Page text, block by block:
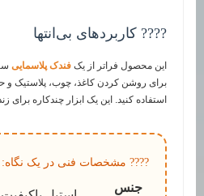
???? کاربردهای بی‌انتها
این محصول فراتر از یک فندک پلاسمایی
برای روشن کردن کاغذ، چوب، پلاستیک و
استفاده کنید. این یک ابزار چندکاره
???? مشخصات فنی در یک نگاه:
جنس